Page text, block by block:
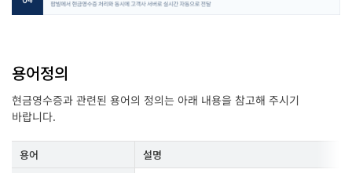
용어정의
현금영수증과 관련된 용어의 정의는 아래 내용을 참고해 주시기
바랍니다.
용어 설명